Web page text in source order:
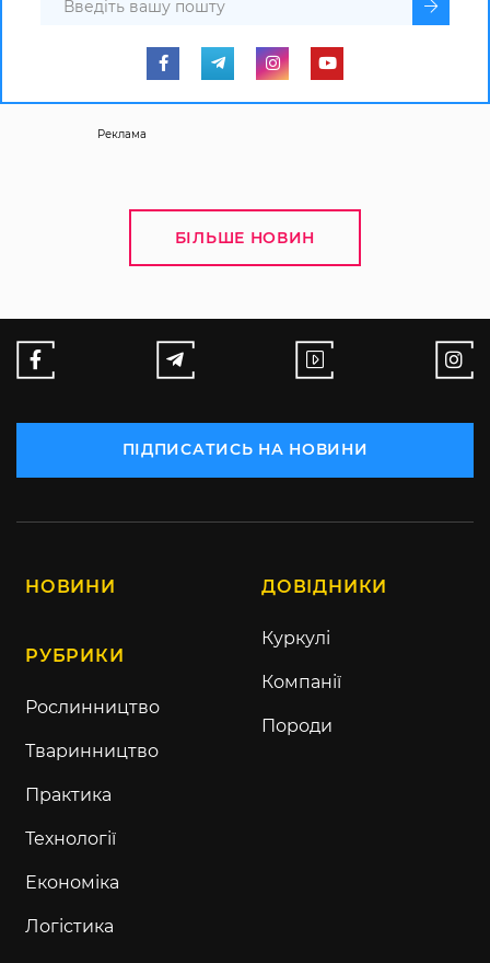
Реклама
БІЛЬШЕ НОВИН
ПІДПИСАТИСЬ НА НОВИНИ
НОВИНИ
РУБРИКИ
Рослинництво
Тваринництво
Практика
Технології
Економіка
Логістика
ДОВІДНИКИ
Куркулі
Компанії
Породи